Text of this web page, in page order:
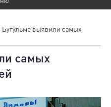
Бугульме выявили самых
самых